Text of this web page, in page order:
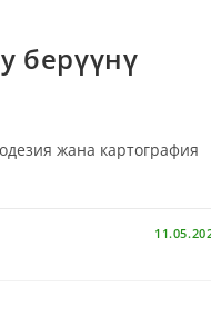
берүүнү
жана картография